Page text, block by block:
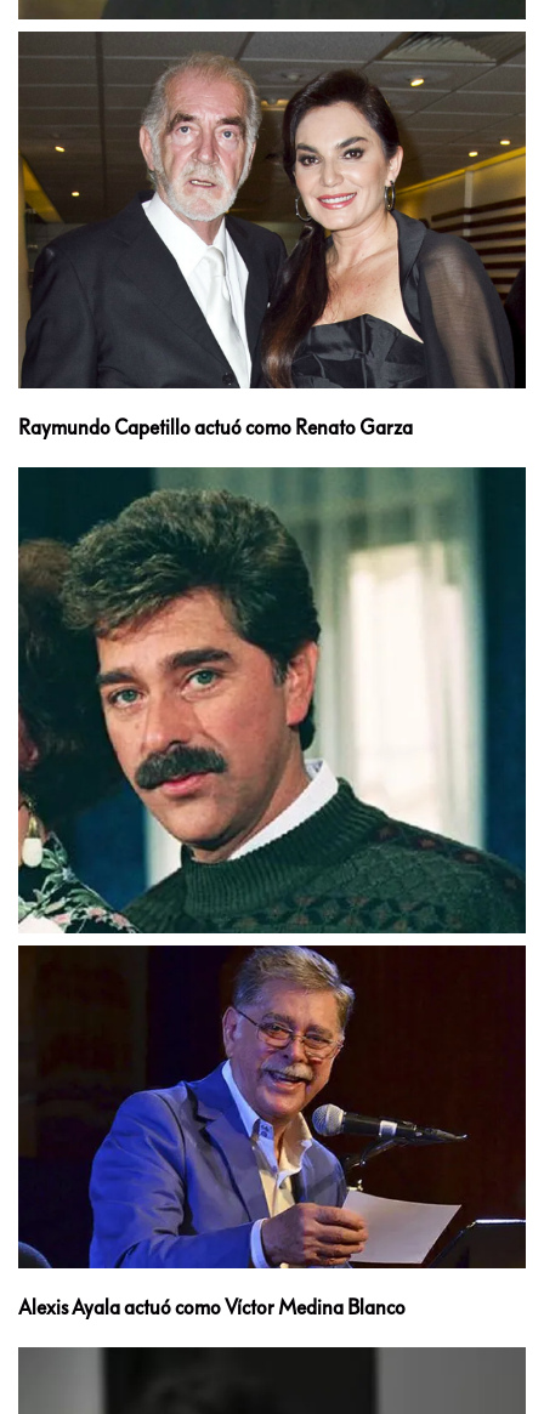
Raymundo Capetillo actuó como Renato Garza
Alexis Ayala actuó como Víctor Medina Blanco